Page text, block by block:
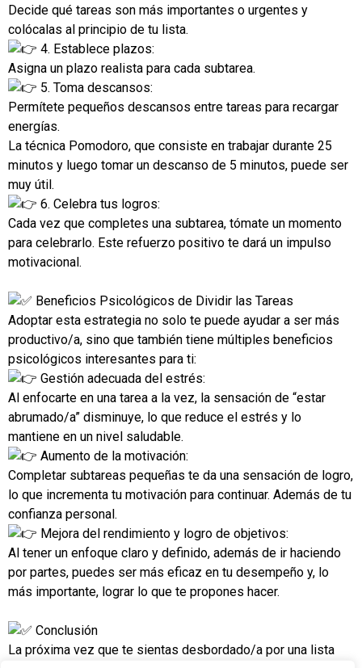
Decide qué tareas son más importantes o urgentes y
colócalas al principio de tu lista.
4. Establece plazos:
Asigna un plazo realista para cada subtarea.
5. Toma descansos:
Permítete pequeños descansos entre tareas para recargar
energías.
La técnica Pomodoro, que consiste en trabajar durante 25
minutos y luego tomar un descanso de 5 minutos, puede ser
muy útil.
6. Celebra tus logros:
Cada vez que completes una subtarea, tómate un momento
para celebrarlo. Este refuerzo positivo te dará un impulso
motivacional.
Beneficios Psicológicos de Dividir las Tareas
Adoptar esta estrategia no solo te puede ayudar a ser más
productivo/a, sino que también tiene múltiples beneficios
psicológicos interesantes para ti:
Gestión adecuada del estrés:
Al enfocarte en una tarea a la vez, la sensación de “estar
abrumado/a” disminuye, lo que reduce el estrés y lo
mantiene en un nivel saludable.
Aumento de la motivación:
Completar subtareas pequeñas te da una sensación de logro,
lo que incrementa tu motivación para continuar. Además de tu
confianza personal.
Mejora del rendimiento y logro de objetivos:
Al tener un enfoque claro y definido, además de ir haciendo
por partes, puedes ser más eficaz en tu desempeño y, lo
más importante, lograr lo que te propones hacer.
Conclusión
La próxima vez que te sientas desbordado/a por una lista